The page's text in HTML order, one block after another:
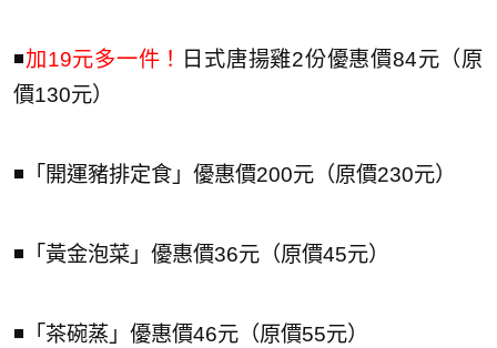
◾️加19元多一件！
日式唐揚雞2份優惠價84元（原
價130元）
◾️「開運豬排定食」優惠價200元（原價230元）
◾️「黃金泡菜」優惠價36元（原價45元）
◾️「茶碗蒸」優惠價46元（原價55元）